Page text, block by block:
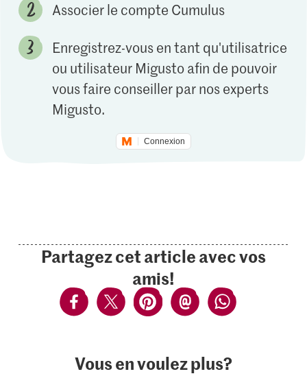
Associer le compte Cumulus
Enregistrez-vous en tant qu'utilisatrice
ou utilisateur Migusto afin de pouvoir
vous faire conseiller par nos experts
Migusto.
Connexion
Partagez cet article avec vos
amis!
Vous en voulez plus?